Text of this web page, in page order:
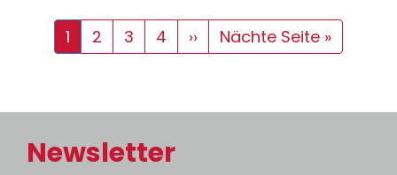
Seitennummerierung
Aktuelle
Seite
1 Seite
2 Seite
3 Seite
4
Nächste
Seite
››
Letzte
Seite
Nächte Seite »
Newsletter